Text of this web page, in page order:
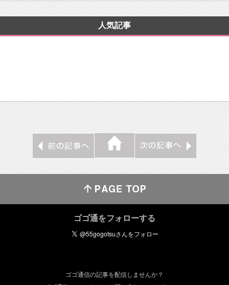
人気記事
ゴゴ通をフォローする
ゴゴ通信の記事を配信しませんか？